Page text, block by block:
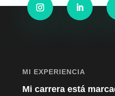
MI EXPERIENCIA
Mi carrera está